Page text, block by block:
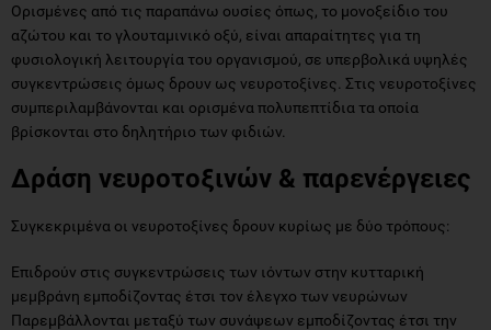
Ορισμένες από τις παραπάνω ουσίες όπως, το μονοξείδιο του
αζώτου και το γλουταμινικό οξύ, είναι απαραίτητες για τη
φυσιολογική λειτουργία του οργανισμού, σε υπερβολικά υψηλές
συγκεντρώσεις όμως δρουν ως νευροτοξίνες. Στις νευροτοξίνες
συμπεριλαμβάνονται και ορισμένα πολυπεπτίδια τα οποία
βρίσκονται στο δηλητήριο των φιδιών.
Δράση νευροτοξινών & παρενέργειες
Συγκεκριμένα οι νευροτοξίνες δρουν κυρίως με δύο τρόπους:
Επιδρούν στις συγκεντρώσεις των ιόντων στην κυτταρική
μεμβράνη εμποδίζοντας έτσι τον έλεγχο των νευρώνων
Παρεμβάλλονται μεταξύ των συνάψεων εμποδίζοντας έτσι την